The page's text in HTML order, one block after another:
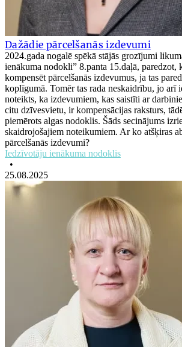
Dažādie pārcelšanās izdevumi
2024.gada nogalē spēkā stājās grozījumi
ienākuma nodokli” 8.panta 15.daļā, paredzot,
kompensēt pārcelšanās izdevumus, ja tas
koplīgumā. Tomēr tas rada neskaidrību, jo arī
noteikts, ka izdevumiem, kas saistīti ar
citu dzīvesvietu, ir kompensācijas raksturs,
piemērots algas nodoklis. Šāds secinājums
skaidrojošajiem noteikumiem. Ar ko atšķiras
pārcelšanās izdevumi?
Iedzīvotāju ienākuma nodoklis
•
25.08.2025